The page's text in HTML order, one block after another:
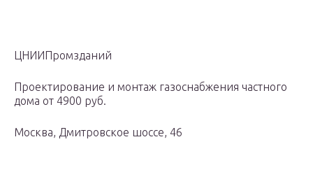
ЦНИИПромзданий
Проектирование и монтаж газоснабжения частного
дома от 4900 руб.
Москва, Дмитровское шоссе, 46